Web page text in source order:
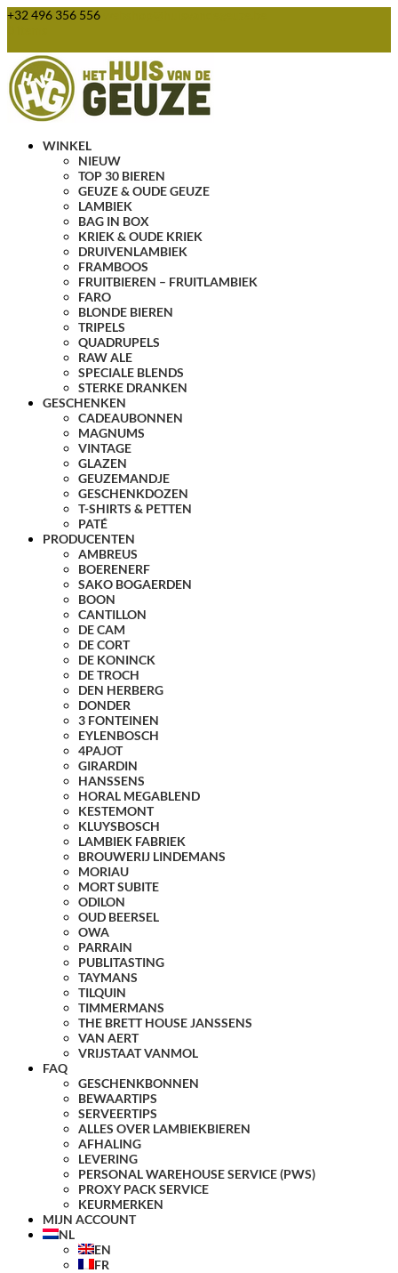
+32 496 356 556
WINKEL
NIEUW
TOP 30 BIEREN
GEUZE & OUDE GEUZE
LAMBIEK
BAG IN BOX
KRIEK & OUDE KRIEK
DRUIVENLAMBIEK
FRAMBOOS
FRUITBIEREN – FRUITLAMBIEK
FARO
BLONDE BIEREN
TRIPELS
QUADRUPELS
RAW ALE
SPECIALE BLENDS
STERKE DRANKEN
GESCHENKEN
CADEAUBONNEN
MAGNUMS
VINTAGE
GLAZEN
GEUZEMANDJE
GESCHENKDOZEN
T-SHIRTS & PETTEN
PATÉ
PRODUCENTEN
AMBREUS
BOERENERF
SAKO BOGAERDEN
BOON
CANTILLON
DE CAM
DE CORT
DE KONINCK
DE TROCH
DEN HERBERG
DONDER
3 FONTEINEN
EYLENBOSCH
4PAJOT
GIRARDIN
HANSSENS
HORAL MEGABLEND
KESTEMONT
KLUYSBOSCH
LAMBIEK FABRIEK
BROUWERIJ LINDEMANS
MORIAU
MORT SUBITE
ODILON
OUD BEERSEL
OWA
PARRAIN
PUBLITASTING
TAYMANS
TILQUIN
TIMMERMANS
THE BRETT HOUSE JANSSENS
VAN AERT
VRIJSTAAT VANMOL
FAQ
GESCHENKBONNEN
BEWAARTIPS
SERVEERTIPS
ALLES OVER LAMBIEKBIEREN
AFHALING
LEVERING
PERSONAL WAREHOUSE SERVICE (PWS)
PROXY PACK SERVICE
KEURMERKEN
MIJN ACCOUNT
NL
EN
FR